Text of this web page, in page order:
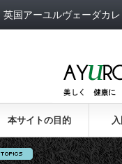
本サイトの目的
英国アーユルヴェーダカ